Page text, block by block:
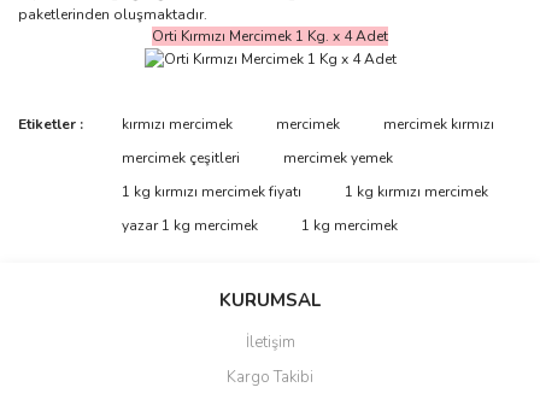
paketlerinden oluşmaktadır.
Orti Kırmızı Mercimek 1 Kg. x 4 Adet
Bu ürüne ilk yorumu siz yapın!
Yorum Yaz
Bu ürünün fiyat bilgisi, resim, ürün açıklamalarında ve diğer
tarafımıza iletebilirsiniz.
Görüş ve önerileriniz için teşekkür ederiz.
Ürün fiyatı diğer sitelerden daha pahalı.
Bu ürüne benzer farklı alternatifler olmalı.
Etiketler : kırmızı mercimek mercimek
mercimek kırmızı
mercimek çeşitleri
mercimek yemek
1 kg kırmızı mercimek fiyatı
1 kg kırmızı mercimek
yazar 1 kg mercimek
1 kg mercimek
KURUMSAL
İletişim
Kargo Takibi